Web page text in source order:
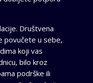
Društvena
povučete u sebe,
koji vas
bilo kroz
podrške ili